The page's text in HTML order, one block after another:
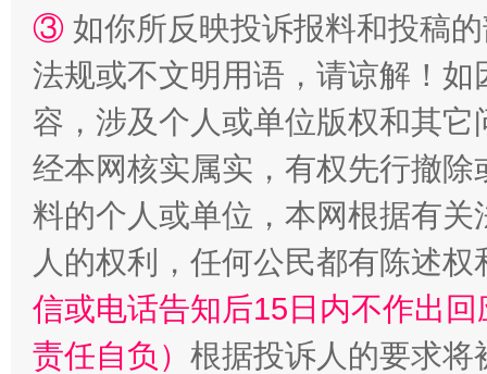
“蜀中异人”王建安的艺术幻境
③ 如你所反映投诉报料和投稿
法规或不文明用语，请谅解！
容，涉及个人或单位版权和其它
经本网核实属实，有权先行撤
料的个人或单位，本网根据有
人的权利，任何公民都有陈述
信或电话告知后15日内不作出
责任自负） 根据投诉人的要求将